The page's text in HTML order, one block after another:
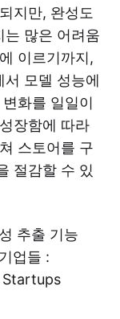
지만, 완성도
는 많은 어려움
이르기까지,
모델 성능에
화를 일일이
장함에 따라
스토어를 구
절감할 수 있
추출 기능
업들 :